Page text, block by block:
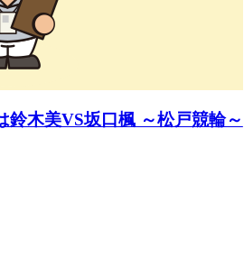
鈴木美VS坂口楓 ～松戸競輪～